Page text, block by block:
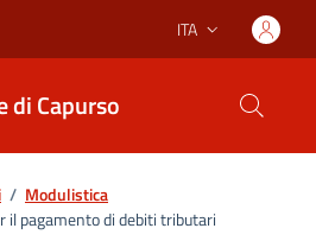
Lingua attiva:
ITA
di Capurso
/ Modulistica
il pagamento di debiti tributari